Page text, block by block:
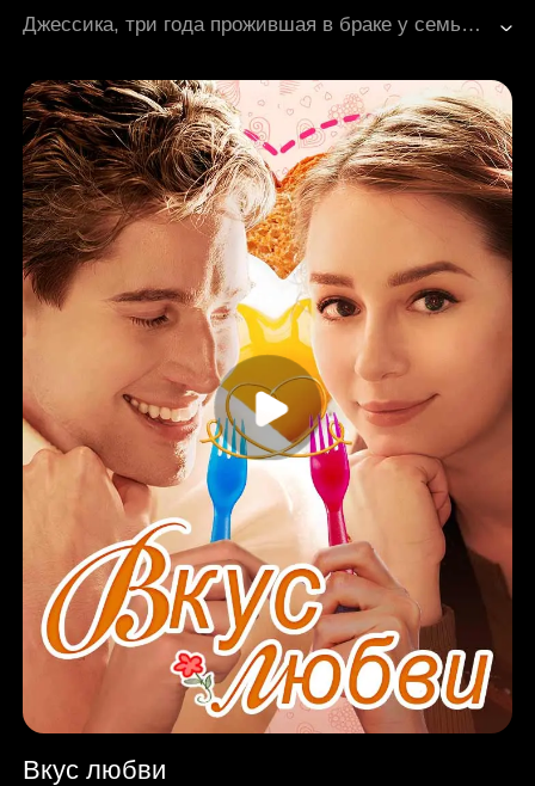
Долгоразвивающиеся отношения
Нежность
Джессика, три года прожившая в браке у семьи Картер, так и не встретила своего мужа, потому что он полюбил другую. Все эти три года он повсюду искал помощи от врачей для своей возлюбленной, а Джессика всё ждала, что он передумает. Но всё, что она получила, – это документы о разводе. Позже она скрыла, что является его женой, и стала его психотерапевтом. Благодаря постоянному общению она узнала о его истинных чувствах к ней.
Вкус любви